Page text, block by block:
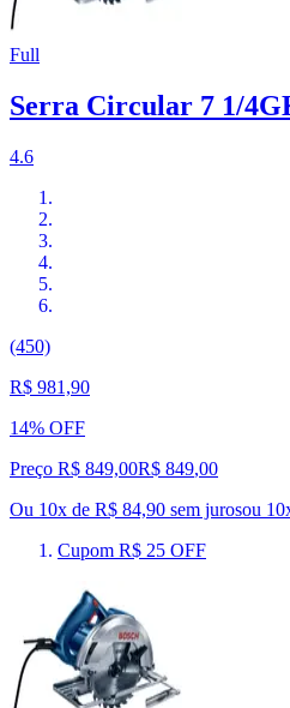
Full
Serra Circular 7 1/
4.6
(450)
R$ 981,90
14% OFF
Preço R$ 849,00R$ 849,00
Ou 10x de R$ 84,90 sem jurosou 10
Cupom R$ 25 OFF